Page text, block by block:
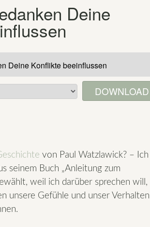
Deine
DOWNLOAD
von Paul Watzlawick? – Ich
seinem Buch „Anleitung zum
weil ich darüber sprechen will,
unsere Gefühle und unser